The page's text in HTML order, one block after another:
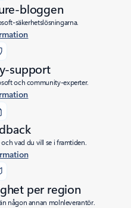
bloggen
säkerhetslösningarna.
support
och community-experter.
vad du vill se i framtiden.
per region
någon annan molnleverantör.